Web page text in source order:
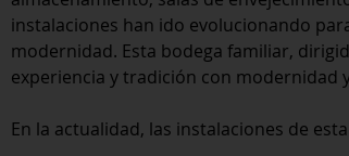
instalaciones han ido evolucionando
modernidad. Esta bodega familiar,
experiencia y tradición con modernidad
En la actualidad, las instalaciones de